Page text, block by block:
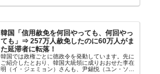
韓国「信用赦免を何回やっても、何回やっ
ても」⇒ 257万人赦免したのに60万人がま
た延滞者に転落！
韓国では政権ごとに徳政令を発動しています。先に
ご紹介したとおり、韓国大統領に成りおおせた李在
明（イ・ジェミョン）さんも、尹錫悦（ユン・ソギ